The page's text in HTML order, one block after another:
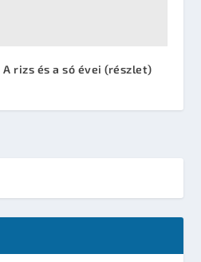
rizs és a só évei (részlet)